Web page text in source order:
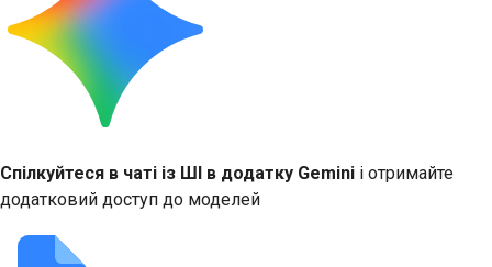
Спілкуйтеся в чаті із ШІ в додатку Gemini і отримайте
додатковий доступ до моделей